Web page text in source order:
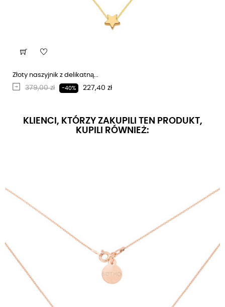
Złoty naszyjnik z delikatną...
Regularna cena
379,00 zł -40% Cena
227,40 zł
KLIENCI, KTÓRZY ZAKUPILI TEN PRODUKT,
KUPILI RÓWNIEŻ: